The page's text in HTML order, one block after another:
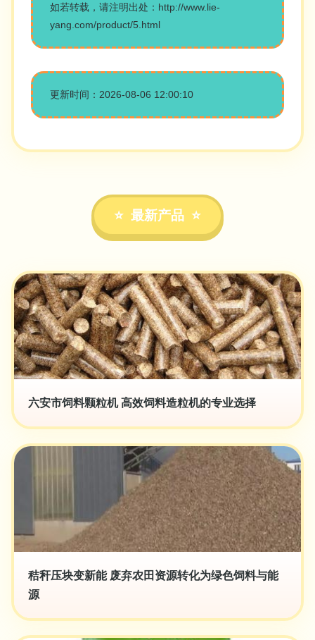
如若转载，请注明出处：http://www.lie-
yang.com/product/5.html
更新时间：2026-08-06 12:00:10
最新产品
六安市饲料颗粒机 高效饲料造粒机的专业选择
秸秆压块变新能 废弃农田资源转化为绿色饲料与能
源